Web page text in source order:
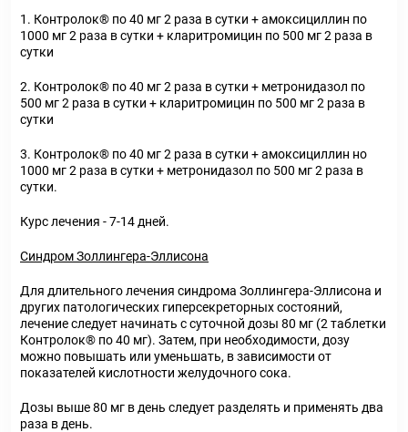
1. Контролок® по 40 мг 2 раза в сутки + амоксициллин по
1000 мг 2 раза в сутки + кларитромицин по 500 мг 2 раза в
сутки
2. Контролок® по 40 мг 2 раза в сутки + метронидазол по
500 мг 2 раза в сутки + кларитромицин по 500 мг 2 раза в
сутки
3. Контролок® по 40 мг 2 раза в сутки + амоксициллин но
1000 мг 2 раза в сутки + метронидазол по 500 мг 2 раза в
сутки.
Курс лечения - 7-14 дней.
Синдром Золлингера-Эллисона
Для длительного лечения синдрома Золлингера-Эллисона и
других патологических гиперсекреторных состояний,
лечение следует начинать с суточной дозы 80 мг (2 таблетки
Контролок® по 40 мг). Затем, при необходимости, дозу
можно повышать или уменьшать, в зависимости от
показателей кислотности желудочного сока.
Дозы выше 80 мг в день следует разделять и применять два
раза в день.